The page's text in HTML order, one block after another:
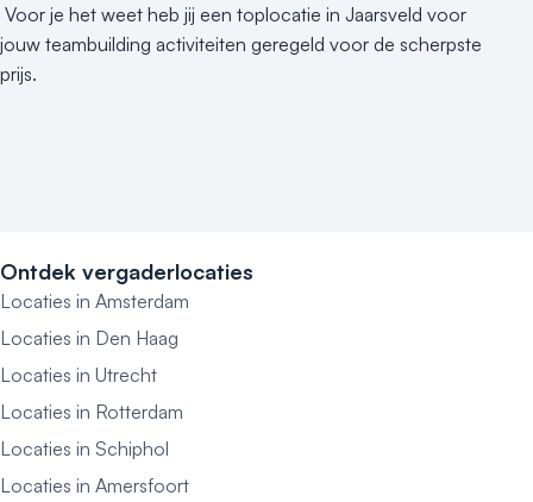
Voor je het weet heb jij een toplocatie in Jaarsveld voor
jouw teambuilding activiteiten geregeld voor de scherpste
prijs.
Ontdek vergaderlocaties
Locaties in Amsterdam
Locaties in Den Haag
Locaties in Utrecht
Locaties in Rotterdam
Locaties in Schiphol
Locaties in Amersfoort